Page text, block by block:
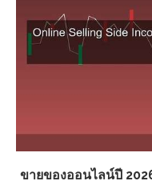
ขายของออนไลน์ปี